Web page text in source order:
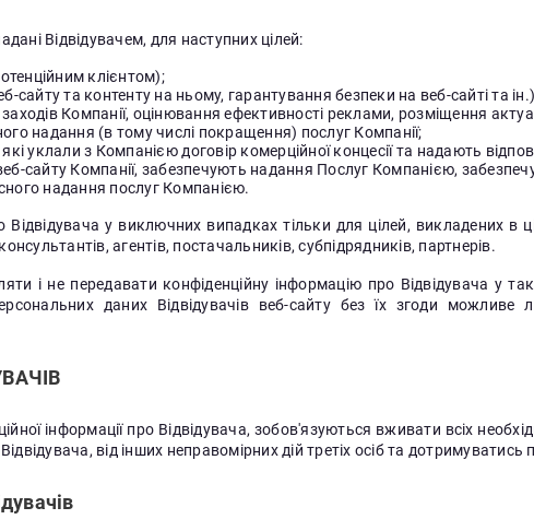
Відвідувачем, для наступних цілей:
клієнтом);
сайту та контенту на ньому, гарантування безпеки на веб-сайті та
Компанії, оцінювання ефективності реклами, розміщення
надання (в тому числі покращення) послуг Компанії;
уклали з Компанією договір комерційної концесії та надають
сайту Компанії, забезпечують надання Послуг Компанією,
надання послуг Компанією.
у виключних випадках тільки для цілей, викладених в
агентів, постачальників, субпідрядників, партнерів.
і не передавати конфіденційну інформацію про Відвідувача у
даних Відвідувачів веб-сайту без їх згоди
інформації про Відвідувача, зобов'язуються вживати всіх
від інших неправомірних дій третіх осіб та дотримуватись